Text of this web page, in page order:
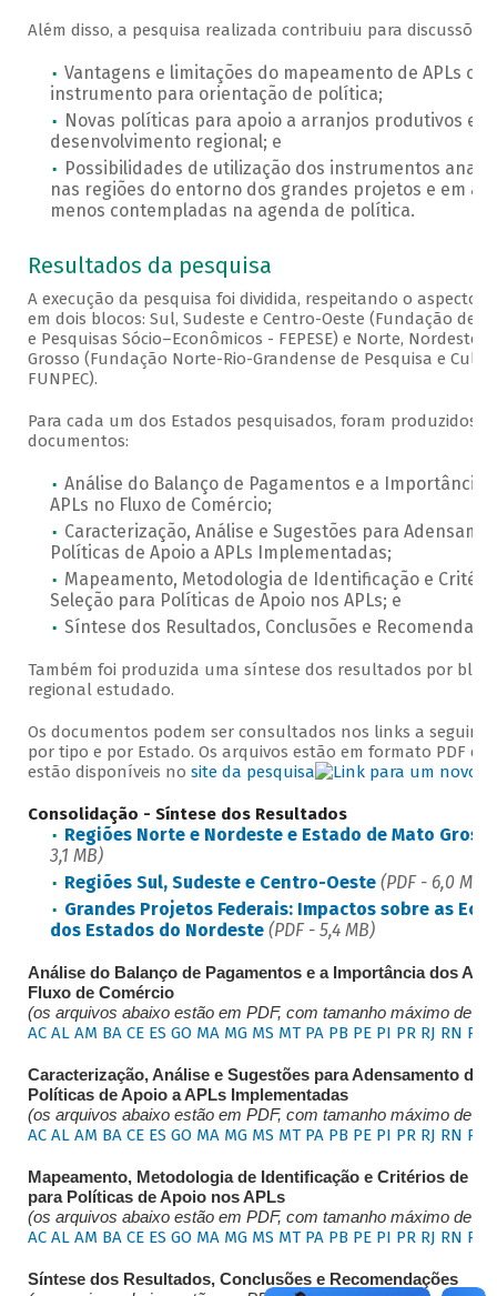
Além disso, a pesquisa realizada contribuiu para discussões
Vantagens e limitações do mapeamento de APLs
instrumento para orientação de política;
Novas políticas para apoio a arranjos produtivos e
desenvolvimento regional; e
Possibilidades de utilização dos instrumentos
nas regiões do entorno dos grandes projetos e em
menos contempladas na agenda de política.
Resultados da pesquisa
A execução da pesquisa foi dividida, respeitando o aspecto
em dois blocos: Sul, Sudeste e Centro-Oeste (Fundação de
e Pesquisas Sócio–Econômicos - FEPESE) e Norte, Nordeste
Grosso (Fundação Norte-Rio-Grandense de Pesquisa e
FUNPEC).
Para cada um dos Estados pesquisados, foram produzidos
documentos:
Análise do Balanço de Pagamentos e a Importância
APLs no Fluxo de Comércio;
Caracterização, Análise e Sugestões para
Políticas de Apoio a APLs Implementadas;
Mapeamento, Metodologia de Identificação e
Seleção para Políticas de Apoio nos APLs; e
Síntese dos Resultados, Conclusões e
Também foi produzida uma síntese dos resultados por
regional estudado.
Os documentos podem ser consultados nos links a seguir,
por tipo e por Estado. Os arquivos estão em formato PDF e
estão disponíveis no site da pesquisa
Consolidação - Síntese dos Resultados
Regiões Norte e Nordeste e Estado de Mato
3,1 MB)
Regiões Sul, Sudeste e Centro-Oeste (PDF - 6,0 MB)
Grandes Projetos Federais: Impactos sobre as
dos Estados do Nordeste (PDF - 5,4 MB)
Análise do Balanço de Pagamentos e a Importância dos
Fluxo de Comércio
(os arquivos abaixo estão em PDF, com tamanho máximo de 8
AC AL AM BA CE ES GO MA MG MS MT PA PB PE PI PR RJ RN RS
Caracterização, Análise e Sugestões para Adensamento das
Políticas de Apoio a APLs Implementadas
(os arquivos abaixo estão em PDF, com tamanho máximo de 7
AC AL AM BA CE ES GO MA MG MS MT PA PB PE PI PR RJ RN RS
Mapeamento, Metodologia de Identificação e Critérios de
para Políticas de Apoio nos APLs
(os arquivos abaixo estão em PDF, com tamanho máximo de 6
AC AL AM BA CE ES GO MA MG MS MT PA PB PE PI PR RJ RN RS
Síntese dos Resultados, Conclusões e Recomendações